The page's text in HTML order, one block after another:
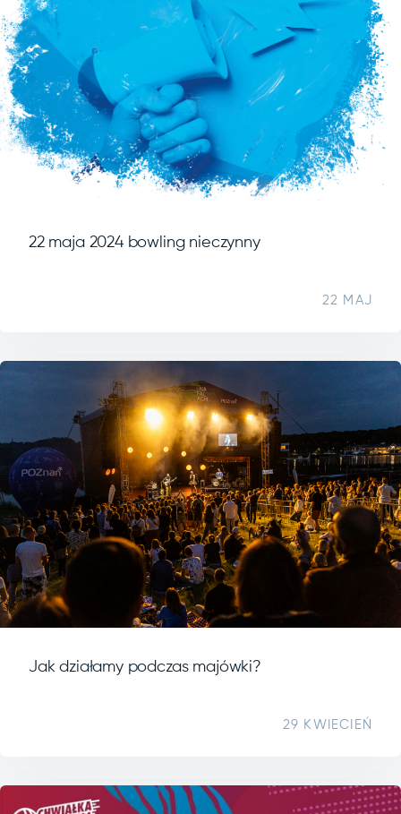
22 maja 2024 bowling nieczynny
22 MAJ
Jak działamy podczas majówki?
29 KWIECIEŃ